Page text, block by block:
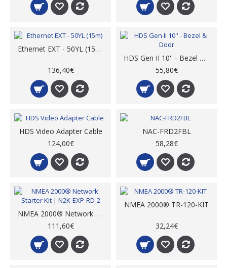
Ethernet EXT - 50YL (15m)
136,40€
HDS Gen II 10'' - Bezel & Door
55,80€
HDS Video Adapter Cable
124,00€
NAC-FRD2FBL
58,28€
NMEA 2000® Network Starter Kit | N2K-EXP-RD-2
111,60€
NMEA 2000® TR-120-KIT
32,24€